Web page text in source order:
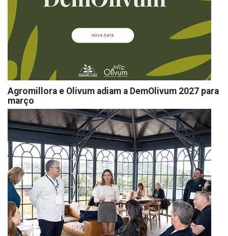
Agromillora e Olivum adiam a DemOlivum 2027 para
março